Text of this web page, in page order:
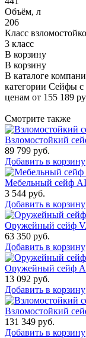
Объём, л
206
Класс
3 класс
В корзину
В корзину
В каталоге
категории Сейфы
ценам от 155 189
Смотрите также
Взломостойкий
89 799 руб.
Добавить в корзину
Мебельный сейф
3 544 руб.
Добавить в корзину
Оружейный сейф
63 350 руб.
Добавить в корзину
Оружейный сейф
13 092 руб.
Добавить в корзину
Взломостойкий
131 349 руб.
Добавить в корзину